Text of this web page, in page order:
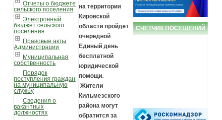
Отчеты о бюджете
сельского поселения
Электронный
бюджет сельского
поселения
Правовые акты
Администрации
Муниципальная
собственность
Порядок
поступления граждан
на муниципальную
службу
Сведения о
вакантных
должностях
на территории
Кировской
области пройдет
очередной
Единый день
бесплатной
юридической
помощи.
Жители
Кильмезского
района могут
обратится за
СЧЕТЧИК ПОСЕЩЕНИЙ